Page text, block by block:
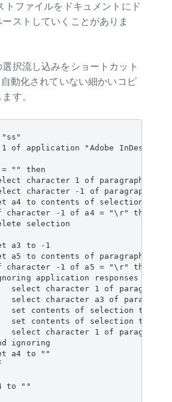
トファイルをドキュメントにド
ストしていくことがありま
択流し込みをショートカット
動化されていない細かいコピ
す。
of application "Adobe InDesign
"" then
character 1 of paragraph 1
character -1 of paragraph -1
a4 to contents of selection as
character -1 of a4 = "\r" then
selection
a3 to -1
a5 to contents of paragraph -1
character -1 of a5 = "\r" then
application responses
select character 1 of paragraph
select character a3 of
set contents of selection to "a"
set contents of selection to a4
select character 1 of paragraph
ignoring
a4 to ""
to ""